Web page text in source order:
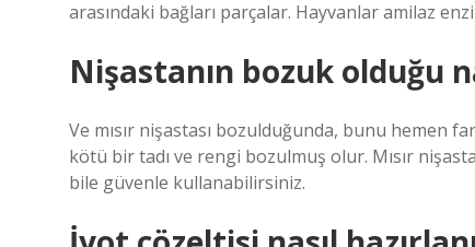
arasındaki bağları parçalar. Hayvanlar amilaz
Nişastanın bozuk olduğu
Ve mısır nişastası bozulduğunda, bunu hemen
kötü bir tadı ve rengi bozulmuş olur. Mısır
bile güvenle kullanabilirsiniz.